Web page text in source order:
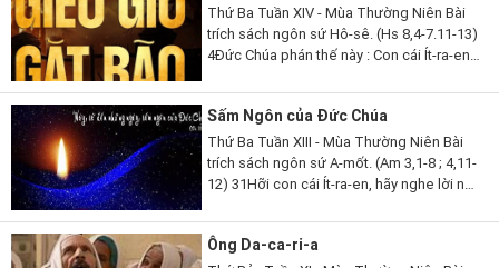
Thứ Ba Tuần XIV - Mùa Thường Niên Bài
trích sách ngôn sứ Hô-sê. (Hs 8,4-7.11-13)
4Đức Chúa phán thế này : Con cái Ít-ra-en
tôn làm lãnh tụ kẻ Ta không biết,...
Sấm Ngôn của Đức Chúa
Thứ Ba Tuần XIII - Mùa Thường Niên Bài
trích sách ngôn sứ A-mốt. (Am 3,1-8 ; 4,11-
12) 31Hỡi con cái Ít-ra-en, hãy nghe lời này,
cáo toàn thể thị...
Ông Da-ca-ri-a